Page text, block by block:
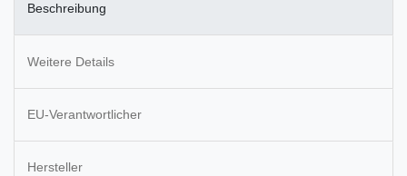
Beschreibung
Weitere Details
EU-Verantwortlicher
Hersteller